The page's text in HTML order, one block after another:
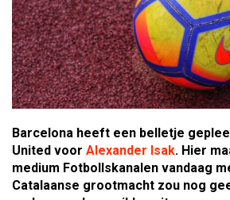
Barcelona heeft een belletje
United voor Alexander Isak. Hier
medium Fotbollskanalen vandaag
Catalaanse grootmacht zou nog